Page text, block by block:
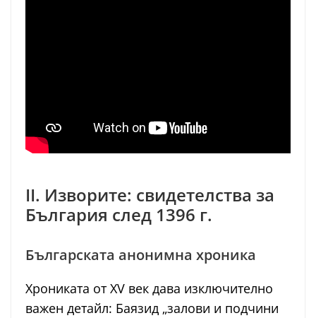
II. Изворите: свидетелства за
България след 1396 г.
Българската анонимна хроника
Хрониката от XV век дава изключително
важен детайл: Баязид „залови и подчини